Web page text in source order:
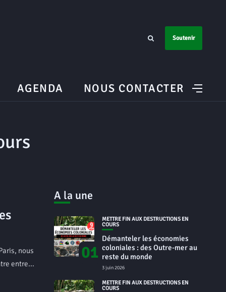
Soutenir
AGENDA NOUS CONTACTER
nous
entre...
A la une
01
METTRE FIN AUX DESTRUCTIONS EN
COURS
Démanteler les économies
coloniales : des Outre-mer au
reste du monde
3 juin 2026
METTRE FIN AUX DESTRUCTIONS EN
COURS